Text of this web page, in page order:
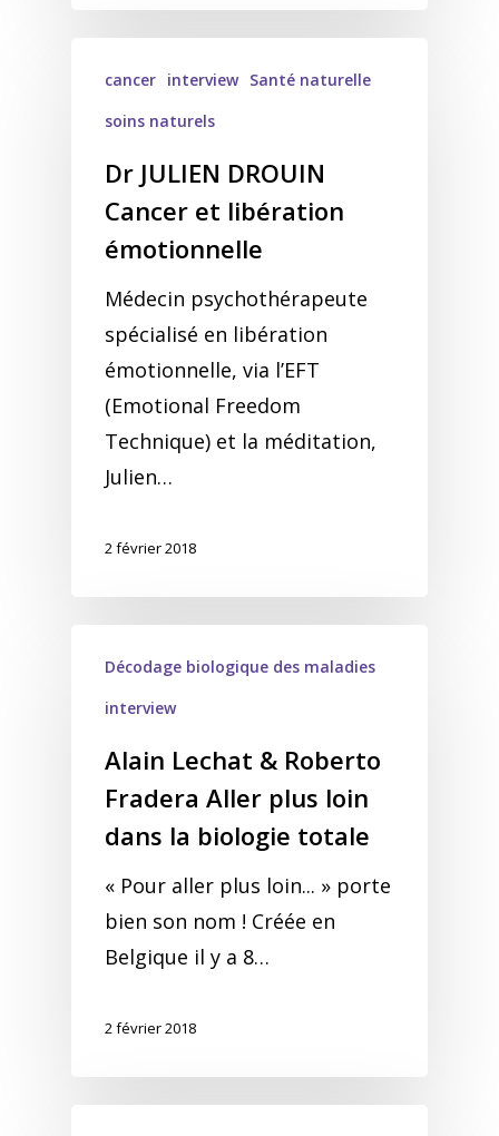
cancer interview Santé naturelle
soins naturels
Dr JULIEN DROUIN
Cancer et libération
émotionnelle
Médecin psychothérapeute
spécialisé en libération
émotionnelle, via l’EFT
(Emotional Freedom
Technique) et la méditation,
Julien…
2 février 2018
Décodage biologique des maladies
interview
Alain Lechat & Roberto
Fradera Aller plus loin
dans la biologie totale
« Pour aller plus loin... » porte
bien son nom ! Créée en
Belgique il y a 8…
2 février 2018